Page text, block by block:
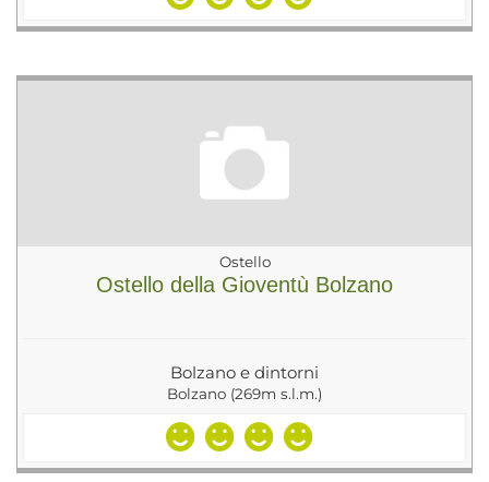
Ostello
Ostello della Gioventù Bolzano
Bolzano e dintorni
Bolzano (269m s.l.m.)